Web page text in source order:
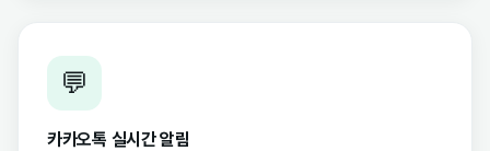
💬
카카오톡 실시간 알림